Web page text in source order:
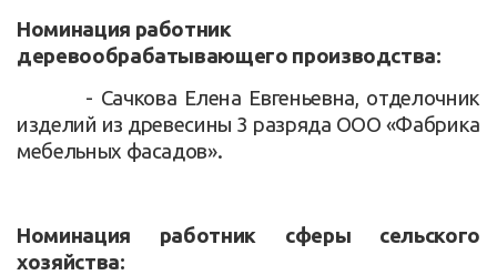
Номинация работник
деревообрабатывающего производства:
- Сачкова Елена Евгеньевна, отделочник
изделий из древесины 3 разряда ООО «Фабрика
мебельных фасадов».
Номинация работник сферы сельского
хозяйства: